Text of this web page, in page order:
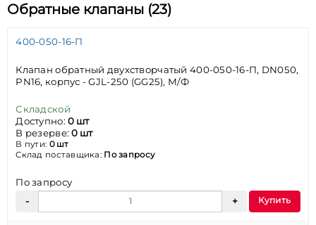
Обратные клапаны (23)
400-050-16-П
Клапан обратный двухстворчатый 400-050-16-П, DN050,
PN16, корпус - GJL-250 (GG25), М/Ф
Складской
Доступно:0 шт
В резерве:0 шт
В пути: 0 шт
Склад поставщика: По запросу
По запросу
Купить